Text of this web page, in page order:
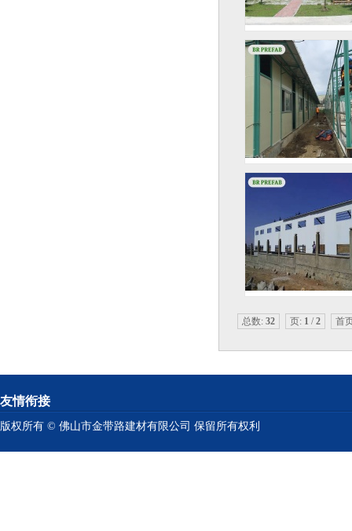
总数: 32 页: 1 /2 首
友情衔接
版权所有 © 佛山市金带路建材有限公司 保留所有权利